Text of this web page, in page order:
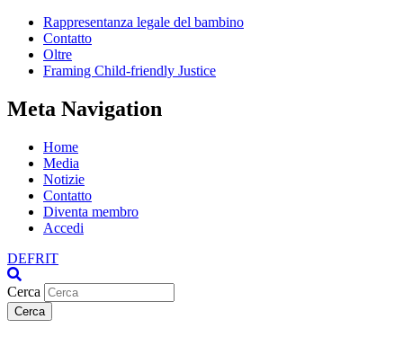
Rappresentanza legale del bambino
Contatto
Oltre
Framing Child-friendly Justice
Meta Navigation
Home
Media
Notizie
Contatto
Diventa membro
Accedi
DEFRIT
Cerca
Cerca